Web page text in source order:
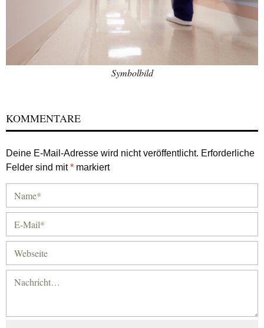
Symbolbild
KOMMENTARE
Deine E-Mail-Adresse wird nicht veröffentlicht. Erforderliche
Felder sind mit* markiert